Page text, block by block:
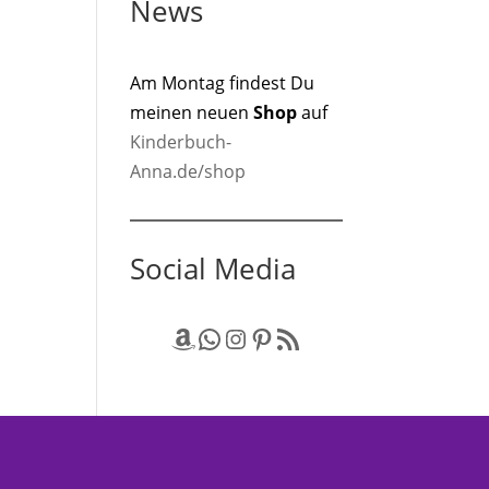
News
Am Montag findest Du
meinen neuenShopauf
Kinderbuch-
Anna.de/shop
Social Media
Amazon
WhatsApp
Instagram
Pinterest
RSS-Feed